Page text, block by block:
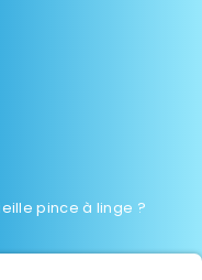
pince à linge ?